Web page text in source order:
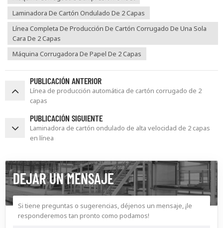
Laminadora De Cartón Ondulado De 2 Capas
Línea Completa De Producción De Cartón Corrugado De Una Sola
Cara De 2 Capas
Máquina Corrugadora De Papel De 2 Capas
PUBLICACIÓN ANTERIOR
Línea de producción automática de cartón corrugado de 2
capas
PUBLICACIÓN SIGUIENTE
Laminadora de cartón ondulado de alta velocidad de 2 capas
en línea
DEJAR UN MENSAJE
Si tiene preguntas o sugerencias, déjenos un mensaje, ¡le
responderemos tan pronto como podamos!